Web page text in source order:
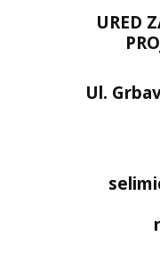
URED
Ul.